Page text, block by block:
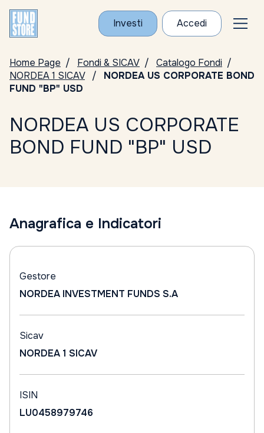
Investi Accedi
Home Page Fondi & SICAV
Catalogo Fondi
NORDEA 1 SICAV
NORDEA US CORPORATE BOND
FUND "BP" USD
NORDEA US CORPORATE
BOND FUND "BP" USD
Anagrafica e Indicatori
Gestore
NORDEA INVESTMENT FUNDS S.A
Sicav
NORDEA 1 SICAV
ISIN
LU0458979746